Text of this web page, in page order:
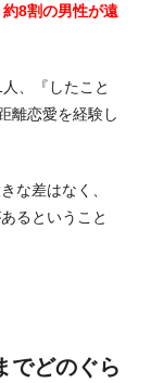
約8割の男性が遠
、『したこと
離恋愛を経験し
な差はなく、
るということ
でどのぐら